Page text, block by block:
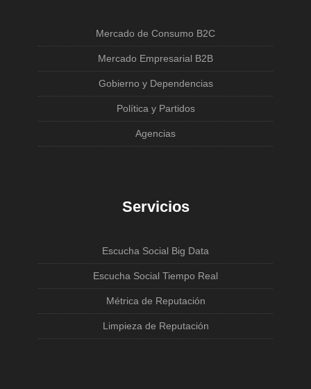
Mercado de Consumo B2C
Mercado Empresarial B2B
Gobierno y Dependencias
Política y Partidos
Agencias
Servicios
Escucha Social Big Data
Escucha Social Tiempo Real
Métrica de Reputación
Limpieza de Reputación